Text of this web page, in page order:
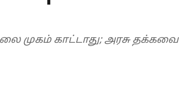
முகம் காட்டாது; அரசு தக்கவை